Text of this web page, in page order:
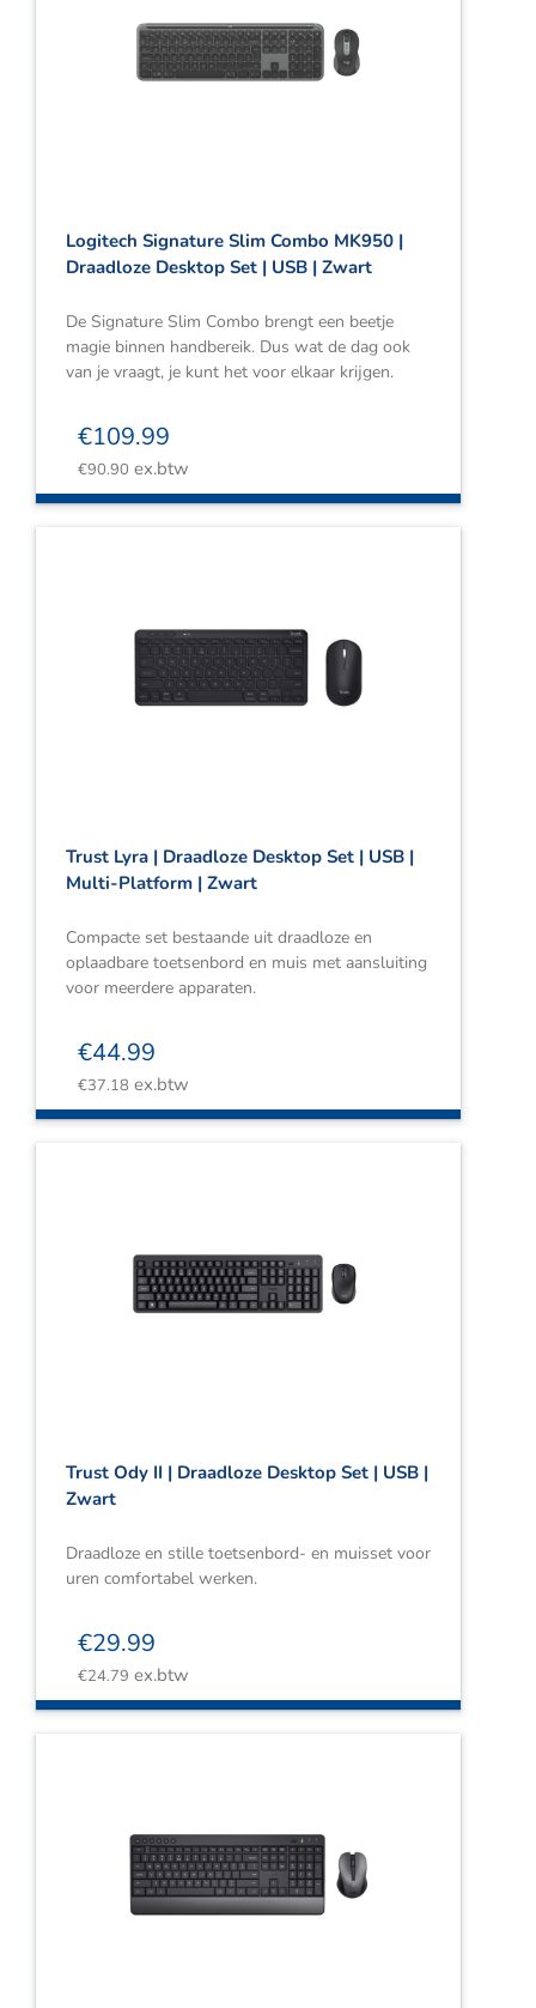
Logitech Signature Slim Combo MK950 |
Draadloze Desktop Set | USB | Zwart
De Signature Slim Combo brengt een beetje
magie binnen handbereik. Dus wat de dag ook
van je vraagt, je kunt het voor elkaar krijgen.
€109.99
€90.90 ex.btw
Trust Lyra | Draadloze Desktop Set | USB |
Multi-Platform | Zwart
Compacte set bestaande uit draadloze en
oplaadbare toetsenbord en muis met aansluiting
voor meerdere apparaten.
€44.99
€37.18 ex.btw
Trust Ody II | Draadloze Desktop Set | USB |
Zwart
Draadloze en stille toetsenbord- en muisset voor
uren comfortabel werken.
€29.99
€24.79 ex.btw